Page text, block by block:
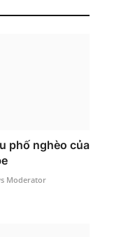
phố nghèo của
Moderator